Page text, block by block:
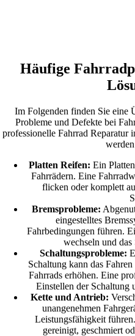
Häufige
Im Folgenden finden Sie eine
Probleme und Defekte bei
professionelle Fahrrad Reparatur
Platten Reifen: Ein
Fahrrädern. Eine
flicken oder komplett
Bremsprobleme:
eingestelltes
Fahrbedingungen führen.
wechseln und
Schaltungsprobleme:
Schaltung kann das
Fahrrads erhöhen. Eine
Einstellen der Schaltung
Kette und Antrieb:
unangenehmen
Leistungsfähigkeit
gereinigt, geschmiert